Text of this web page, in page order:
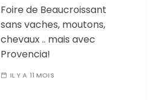
Foire de Beaucroissant
sans vaches, moutons,
chevaux .. mais avec
Provencia!
IL Y A 11 MOIS